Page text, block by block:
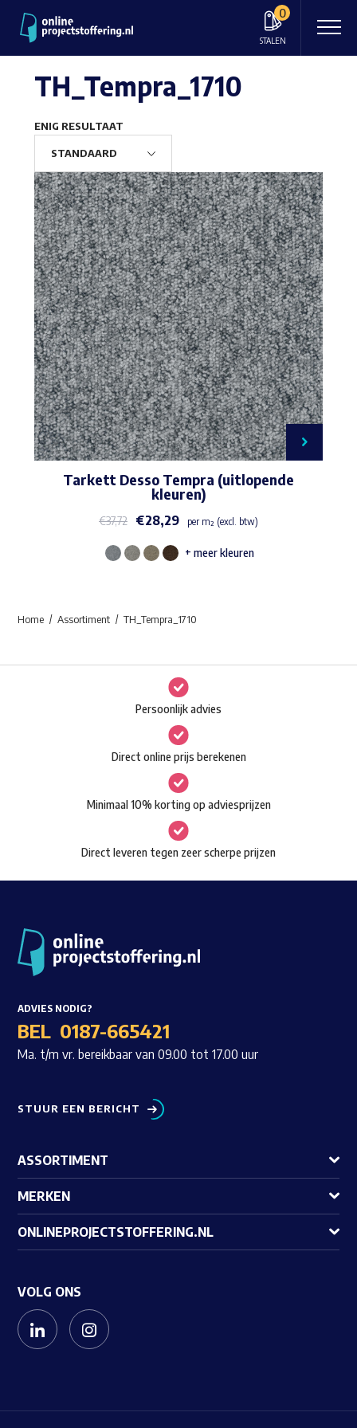
0
STALEN
Waar ben je naar op zoek?
TH_Tempra_1710
ENIG RESULTAAT
Tarkett Desso Tempra (uitlopende
kleuren)
€37,72 €28,29 per m² (excl. btw)
Dit
Deze
optie
kan
gekozen
worden
op
de
productpagina
+ meer kleuren
Home Assortiment TH_Tempra_1710
Persoonlijk advies
Direct online prijs berekenen
Minimaal 10% korting op adviesprijzen
Direct leveren tegen zeer scherpe prijzen
ADVIES NODIG?
BEL 0187-665421
Ma. t/m vr. bereikbaar van 09.00 tot 17.00 uur
STUUR EEN BERICHT
ASSORTIMENT
MERKEN
ONLINEPROJECTSTOFFERING.NL
VOLG ONS